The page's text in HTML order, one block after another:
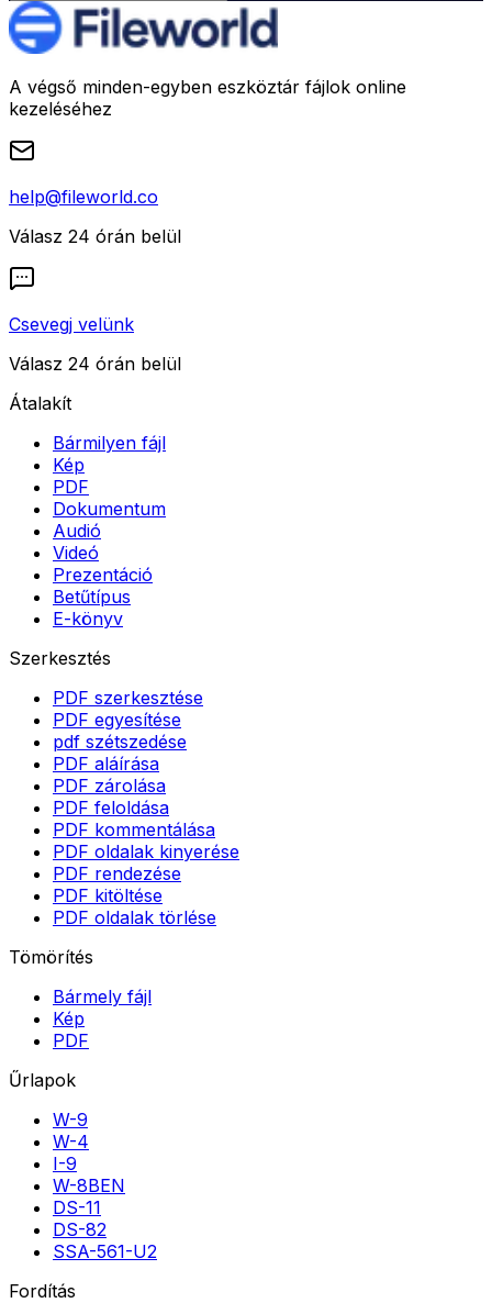
A végső minden-egyben eszköztár fájlok online
kezeléséhez
help@fileworld.co
Válasz 24 órán belül
Csevegj velünk
Válasz 24 órán belül
Átalakít
Bármilyen fájl
Kép
PDF
Dokumentum
Audió
Videó
Prezentáció
Betűtípus
E-könyv
Szerkesztés
PDF szerkesztése
PDF egyesítése
pdf szétszedése
PDF aláírása
PDF zárolása
PDF feloldása
PDF kommentálása
PDF oldalak kinyerése
PDF rendezése
PDF kitöltése
PDF oldalak törlése
Tömörítés
Bármely fájl
Kép
PDF
Űrlapok
W-9
W-4
I-9
W-8BEN
DS-11
DS-82
SSA-561-U2
Fordítás